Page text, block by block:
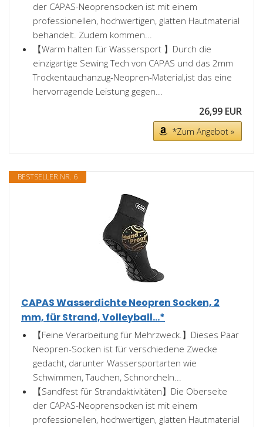
der CAPAS-Neoprensocken ist mit einem
professionellen, hochwertigen, glatten Hautmaterial
behandelt. Zudem kommen...
【Warm halten für Wassersport 】Durch die
einzigartige Sewing Tech von CAPAS und das 2mm
Trockentauchanzug-Neopren-Material,ist das eine
hervorragende Leistung gegen...
26,99 EUR
*Zum Angebot »
BESTSELLER NR. 6
CAPAS Wasserdichte Neopren Socken, 2
mm, für Strand, Volleyball...*
【Feine Verarbeitung für Mehrzweck.】Dieses Paar
Neopren-Socken ist für verschiedene Zwecke
gedacht, darunter Wassersportarten wie
Schwimmen, Tauchen, Schnorcheln...
【Sandfest für Strandaktivitäten】Die Oberseite
der CAPAS-Neoprensocken ist mit einem
professionellen, hochwertigen, glatten Hautmaterial